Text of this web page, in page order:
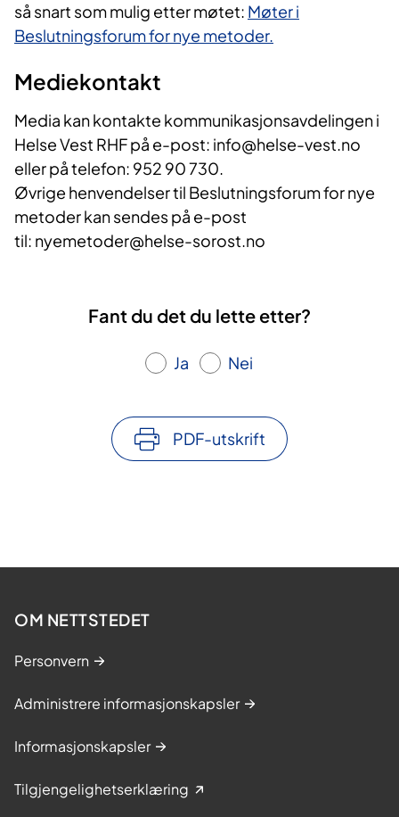
så snart som mulig etter møtet: Møter i
Beslutningsforum for nye metoder.
Mediekontakt
Media kan kontakte kommunikasjonsavdelingen i
Helse Vest RHF på e-post: info@helse-vest.no
eller på telefon: 952 90 730.
Øvrige henvendelser til Beslutningsforum for nye
metoder kan sendes på e-post
til: nyemetoder@helse-sorost.no
Fant du det du lette etter?
Ja Nei
PDF-utskrift
OM NETTSTEDET
Personvern
Administrere informasjonskapsler
Informasjonskapsler
Tilgjengelighetserklæring